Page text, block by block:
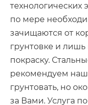
технологических
по мере
зачищаются от
грунтовке и лишь
покраску.
рекомендуем
грунтовать, но
за Вами. Услуга